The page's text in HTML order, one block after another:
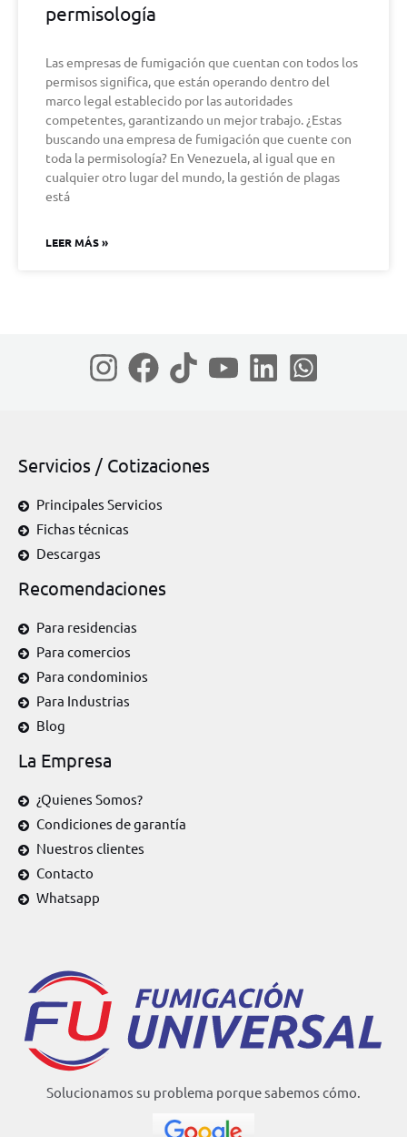
permisología
Las empresas de fumigación que cuentan con todos los
permisos significa, que están operando dentro del
marco legal establecido por las autoridades
competentes, garantizando un mejor trabajo. ¿Estas
buscando una empresa de fumigación que cuente con
toda la permisología? En Venezuela, al igual que en
cualquier otro lugar del mundo, la gestión de plagas
está
LEER MÁS »
Servicios / Cotizaciones
Principales Servicios
Fichas técnicas
Descargas
Recomendaciones
Para residencias
Para comercios
Para condominios
Para Industrias
Blog
La Empresa
¿Quienes Somos?
Condiciones de garantía
Nuestros clientes
Contacto
Whatsapp
Solucionamos su problema porque sabemos cómo.